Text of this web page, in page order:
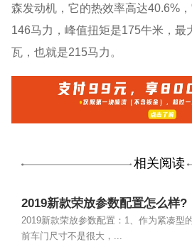
森发动机，它的热效率高达40.6%
146马力，峰值扭矩是175牛米，最
瓦，也就是215马力。
相关阅读
2019新款荣放参数配置怎么样?
2019新款荣放参数配置：1、作为紧凑型
前车门尺寸不是很大，...